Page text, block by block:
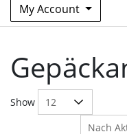
My Account
Show